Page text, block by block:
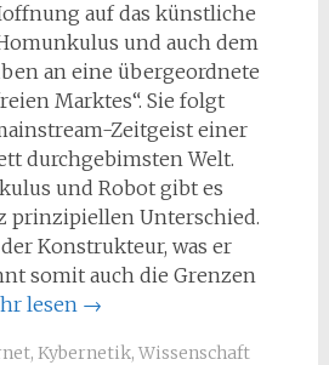
auf das künstliche
und auch dem
an eine übergeordnete
Marktes“. Sie folgt
Zeitgeist einer
durchgebimsten Welt.
und Robot gibt es
prinzipiellen Unterschied.
Konstrukteur, was er
somit auch die Grenzen
lesen →
, Kybernetik, Wissenschaft